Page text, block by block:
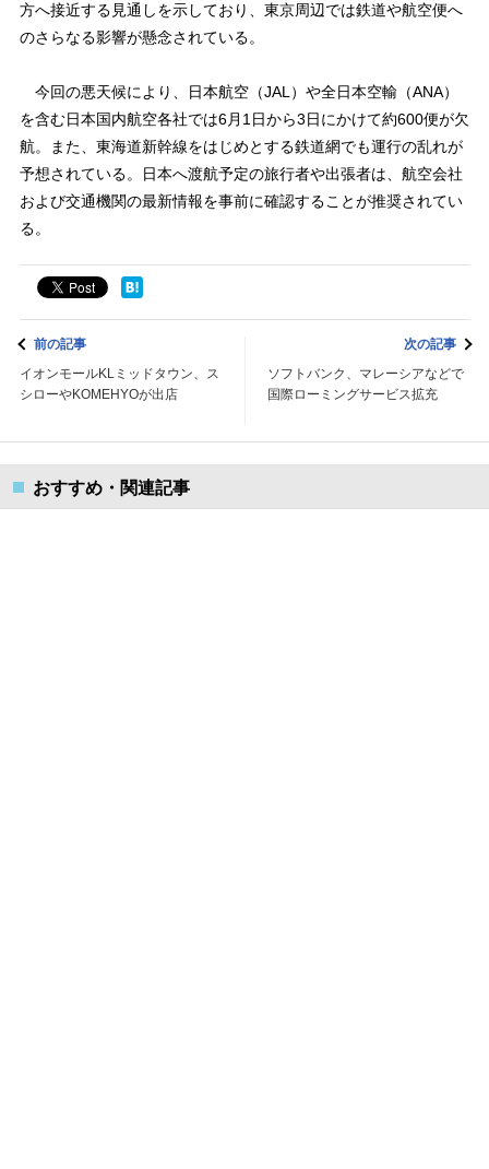
方へ接近する見通しを示しており、東京周辺では鉄道や航空便へ
のさらなる影響が懸念されている。
今回の悪天候により、日本航空（JAL）や全日本空輸（ANA）
を含む日本国内航空各社では6月1日から3日にかけて約600便が欠
航。また、東海道新幹線をはじめとする鉄道網でも運行の乱れが
予想されている。日本へ渡航予定の旅行者や出張者は、航空会社
および交通機関の最新情報を事前に確認することが推奨されてい
る。
前の記事
イオンモールKLミッドタウン、ス
シローやKOMEHYOが出店
次の記事
ソフトバンク、マレーシアなどで
国際ローミングサービス拡充
おすすめ・関連記事